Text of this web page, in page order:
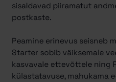
sisaldavad piiramatut
postkaste.
Peamine erinevus seisneb
Starter sobib väiksemale
kasvavale ettevõttele ning
külastatavuse, mahukama